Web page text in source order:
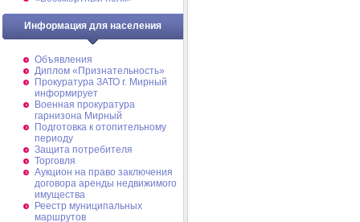
Информация для населения
Объявления
Диплом «Признательность»
Прокуратура ЗАТО г. Мирный
информирует
Военная прокуратура
гарнизона Мирный
Подготовка к отопительному
периоду
Защита потребителя
Торговля
Аукцион на право заключения
договора аренды недвижимого
имущества
Реестр муниципальных
маршрутов